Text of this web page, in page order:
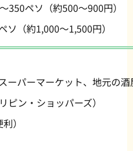
ペソ（約500〜900円）
（約1,000〜1,500円）
ーパーマーケット、地元の
ン・ショッパーズ）
）